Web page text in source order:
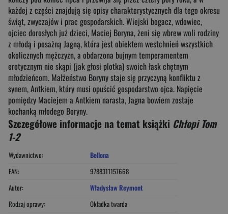
każdej z części znajdują się opisy charakterystycznych dla tego okresu
świąt, zwyczajów i prac gospodarskich. Wiejski bogacz, wdowiec,
ojciec dorosłych już dzieci, Maciej Boryna, żeni się wbrew woli rodziny
z młodą i posażną Jagną, która jest obiektem westchnień wszystkich
okolicznych mężczyzn, a obdarzona bujnym temperamentem
erotycznym nie skąpi (jak głosi plotka) swoich łask chętnym
młodzieńcom. Małżeństwo Boryny staje się przyczyną konfliktu z
synem, Antkiem, który musi opuścić gospodarstwo ojca. Napięcie
pomiędzy Maciejem a Antkiem narasta, Jagna bowiem zostaje
kochanką młodego Boryny.
Szczegółowe informacje na temat książki Chłopi Tom
1-2
Wydawnictwo:
Bellona
EAN:
9788311157668
Autor:
Władysław Reymont
Rodzaj oprawy:
Okładka twarda